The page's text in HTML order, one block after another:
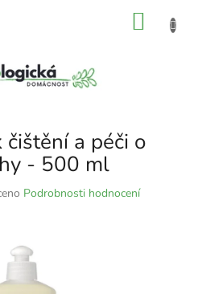
a péči o
- 500 ml
Podrobnosti hodnocení